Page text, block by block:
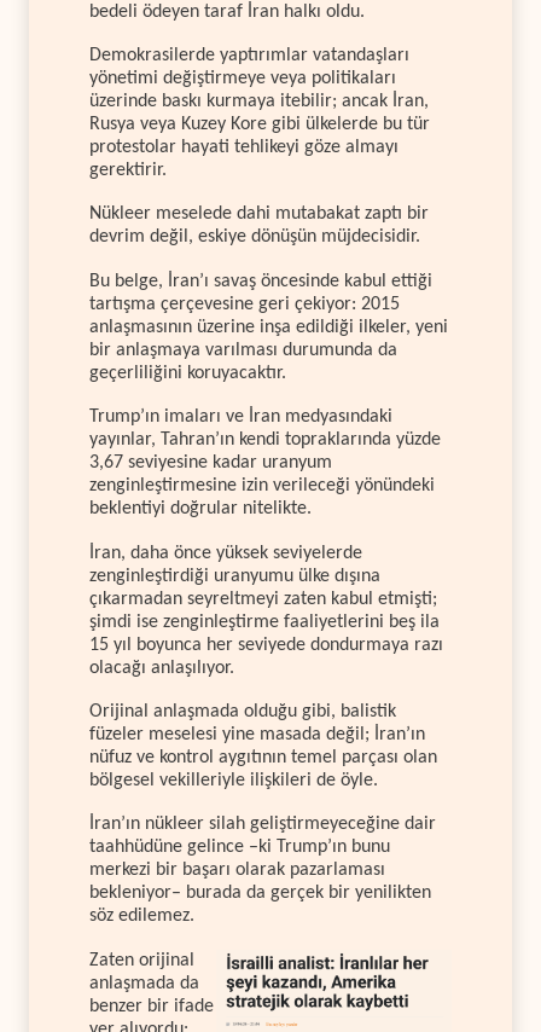
bedeli ödeyen taraf İran halkı oldu.
Demokrasilerde yaptırımlar vatandaşları
yönetimi değiştirmeye veya politikaları
üzerinde baskı kurmaya itebilir; ancak İran,
Rusya veya Kuzey Kore gibi ülkelerde bu tür
protestolar hayati tehlikeyi göze almayı
gerektirir.
Nükleer meselede dahi mutabakat zaptı bir
devrim değil, eskiye dönüşün müjdecisidir.
Bu belge, İran’ı savaş öncesinde kabul ettiği
tartışma çerçevesine geri çekiyor: 2015
anlaşmasının üzerine inşa edildiği ilkeler, yeni
bir anlaşmaya varılması durumunda da
geçerliliğini koruyacaktır.
Trump’ın imaları ve İran medyasındaki
yayınlar, Tahran’ın kendi topraklarında yüzde
3,67 seviyesine kadar uranyum
zenginleştirmesine izin verileceği yönündeki
beklentiyi doğrular nitelikte.
İran, daha önce yüksek seviyelerde
zenginleştirdiği uranyumu ülke dışına
çıkarmadan seyreltmeyi zaten kabul etmişti;
şimdi ise zenginleştirme faaliyetlerini beş ila
15 yıl boyunca her seviyede dondurmaya razı
olacağı anlaşılıyor.
Orijinal anlaşmada olduğu gibi, balistik
füzeler meselesi yine masada değil; İran’ın
nüfuz ve kontrol aygıtının temel parçası olan
bölgesel vekilleriyle ilişkileri de öyle.
İran’ın nükleer silah geliştirmeyeceğine dair
taahhüdüne gelince –ki Trump’ın bunu
merkezi bir başarı olarak pazarlaması
bekleniyor– burada da gerçek bir yenilikten
söz edilemez.
Zaten orijinal
anlaşmada da
benzer bir ifade